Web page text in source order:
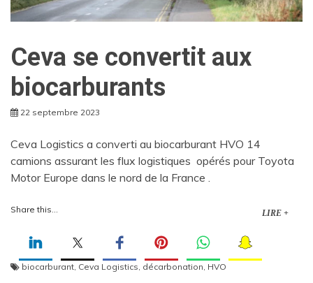
Ceva se convertit aux
biocarburants
22 septembre 2023
Ceva Logistics a converti au biocarburant HVO 14
camions assurant les flux logistiques opérés pour Toyota
Motor Europe dans le nord de la France .
Share this... LIRE +
biocarburant Ceva Logistics décarbonation HVO